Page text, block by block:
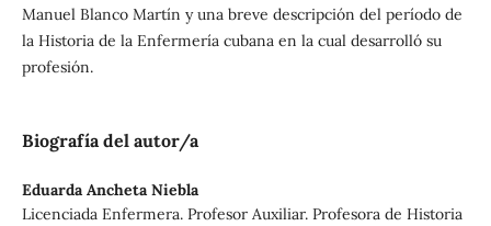
Manuel Blanco Martín y una breve descripción del período de
la Historia de la Enfermería cubana en la cual desarrolló su
profesión.
Biografía del autor/a
Eduarda Ancheta Niebla
Licenciada Enfermera. Profesor Auxiliar. Profesora de Historia